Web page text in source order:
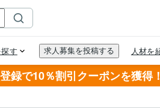
録で10％割引クーポンを獲得！